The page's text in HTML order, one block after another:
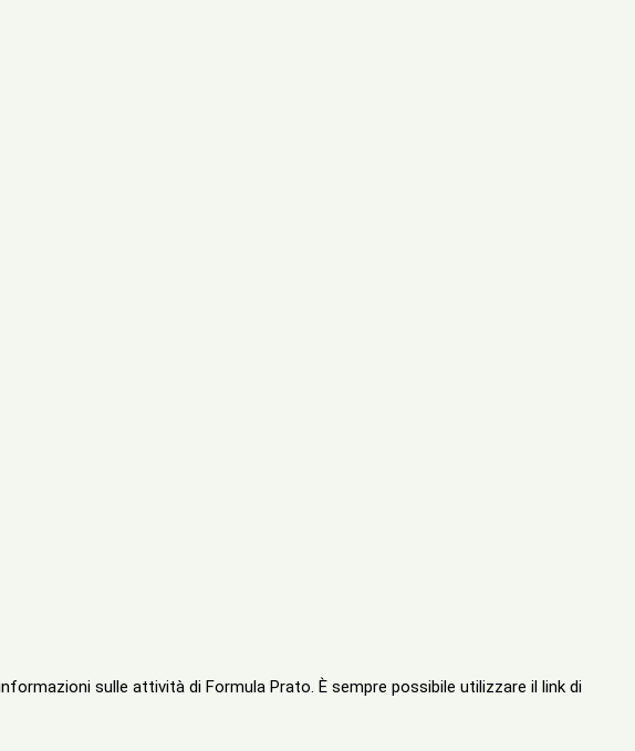
sulle attività di Formula Prato. È sempre possibile utilizzare il link di